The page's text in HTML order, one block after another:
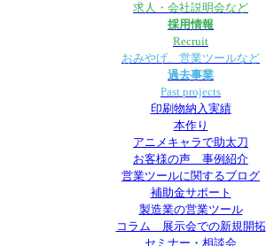
求人・会社説明会など
採用情報
Recruit
おみやげ、営業ツールなど
過去事業
Past projects
印刷物納入実績
本作り
アニメキャラで助太刀
お客様の声 事例紹介
営業ツールに関するブログ
補助金サポート
製造業の営業ツール
コラム 展示会での新規開拓
セミナー・相談会